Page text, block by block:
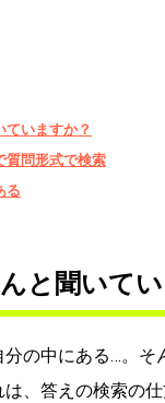
ていますか？
質問形式で検索
る
と聞いて
分の中にある…。
、答えの検索の